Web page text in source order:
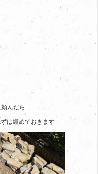
んだら
は纏めておきます